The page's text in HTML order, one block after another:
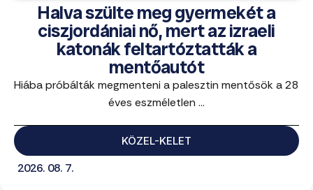
Halva szülte meg gyermekét a
ciszjordániai nő, mert az izraeli
katonák feltartóztatták a
mentőautót
Hiába próbálták megmenteni a palesztin mentősök a 28
éves eszméletlen ...
KÖZEL-KELET
2026. 08. 7.